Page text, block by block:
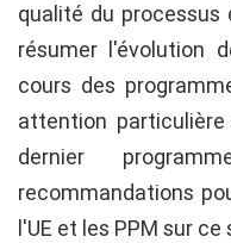
qualité du processus
résumer l'évolution
cours des
attention
dernier
recommandations
l'UE et les PPM sur ce